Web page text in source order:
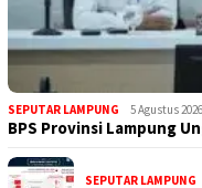
SEPUTAR LAMPUNG 5 Agustus 2026
BPS Provinsi Lampung
SEPUTAR LAMPUNG